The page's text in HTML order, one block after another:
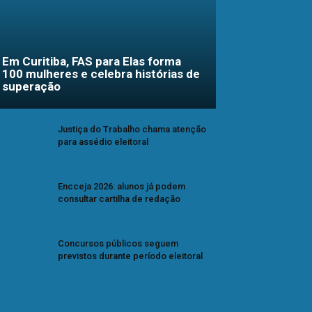
Em Curitiba, FAS para Elas forma
100 mulheres e celebra histórias de
superação
Justiça do Trabalho chama atenção
para assédio eleitoral
Encceja 2026: alunos já podem
consultar cartilha de redação
Concursos públicos seguem
previstos durante período eleitoral